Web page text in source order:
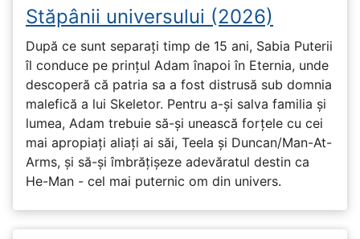
Stăpânii universului (2026)
După ce sunt separați timp de 15 ani, Sabia Puterii
îl conduce pe prințul Adam înapoi în Eternia, unde
descoperă că patria sa a fost distrusă sub domnia
malefică a lui Skeletor. Pentru a-și salva familia și
lumea, Adam trebuie să-și unească forțele cu cei
mai apropiați aliați ai săi, Teela și Duncan/Man-At-
Arms, și să-și îmbrățișeze adevăratul destin ca
He-Man - cel mai puternic om din univers.